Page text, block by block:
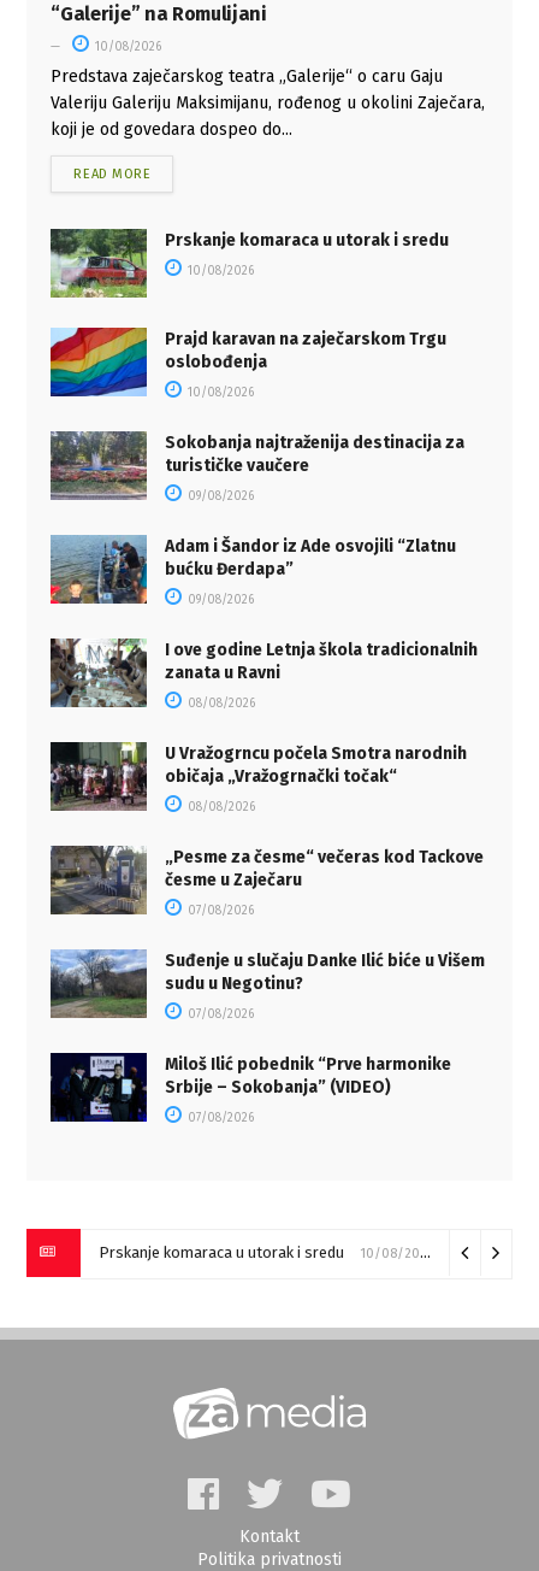
“Galerije” na Romulijani
10/08/2026
Predstava zaječarskog teatra „Galerije“ o caru Gaju
Valeriju Galeriju Maksimijanu, rođenog u okolini Zaječara,
koji je od govedara dospeo do...
READ MORE
Prskanje komaraca u utorak i sredu
10/08/2026
Prajd karavan na zaječarskom Trgu
oslobođenja
10/08/2026
Sokobanja najtraženija destinacija za
turističke vaučere
09/08/2026
Adam i Šandor iz Ade osvojili “Zlatnu
bućku Đerdapa”
09/08/2026
I ove godine Letnja škola tradicionalnih
zanata u Ravni
08/08/2026
U Vražogrncu počela Smotra narodnih
običaja „Vražogrnački točak“
08/08/2026
„Pesme za česme“ večeras kod Tackove
česme u Zaječaru
07/08/2026
Suđenje u slučaju Danke Ilić biće u Višem
sudu u Negotinu?
07/08/2026
Miloš Ilić pobednik “Prve harmonike
Srbije – Sokobanja” (VIDEO)
07/08/2026
Prskanje komaraca u utorak i sredu 10/08/2026
Kontakt
Politika privatnosti